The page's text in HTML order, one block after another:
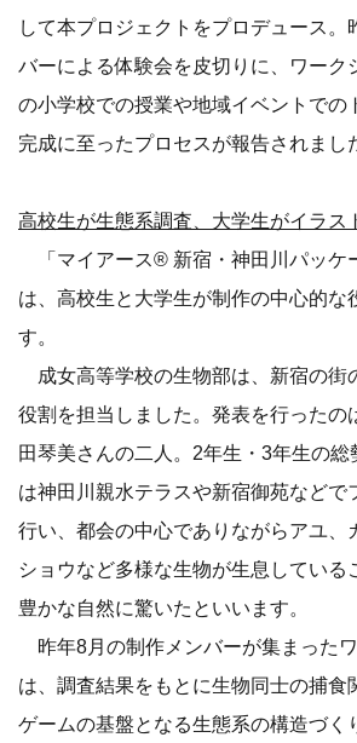
して本プロジェクトをプロデュース。
バーによる体験会を皮切りに、ワーク
の小学校での授業や地域イベントでの
完成に至ったプロセスが報告されまし
高校生が生態系調査、大学生がイラス
「マイアース® 新宿・神田川パッケ
は、高校生と大学生が制作の中心的な
す。
成女高等学校の生物部は、新宿の街
役割を担当しました。発表を行ったの
田琴美さんの二人。2年生・3年生の総
は神田川親水テラスや新宿御苑などで
行い、都会の中心でありながらアユ、
ショウなど多様な生物が生息している
豊かな自然に驚いたといいます。
昨年8月の制作メンバーが集まった
は、調査結果をもとに生物同士の捕食
ゲームの基盤となる生態系の構造づく